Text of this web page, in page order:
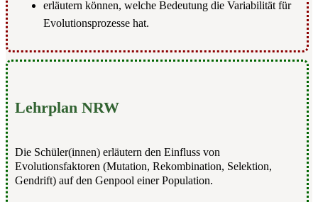
erläutern können, welche Bedeutung die Variabilität für
Evolutionsprozesse hat.
Lehrplan NRW
Die Schüler(innen) erläutern den Einfluss von
Evolutionsfaktoren (Mutation, Rekombination, Selektion,
Gendrift) auf den Genpool einer Population.